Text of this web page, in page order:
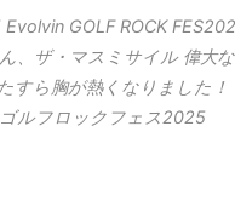
GOLF ROCK
、ザ・マスミサイル 偉大
すら胸が熱くなりました
ルフロックフェス2025